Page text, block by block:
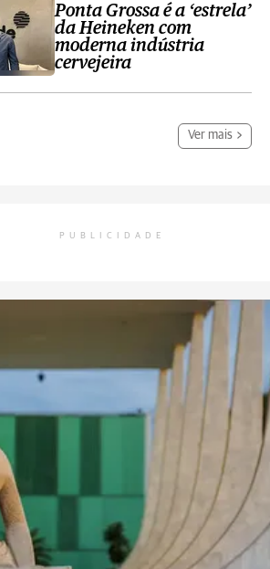
Ponta Grossa é a ‘estrela’
da Heineken com
moderna indústria
cervejeira
Ver mais
PUBLICIDADE